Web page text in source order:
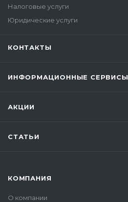
Налоговые услуги
Юридические услуги
КОНТАКТЫ
ИНФОРМАЦИОННЫЕ СЕРВИСЫ
АКЦИИ
СТАТЬИ
КОМПАНИЯ
О компании